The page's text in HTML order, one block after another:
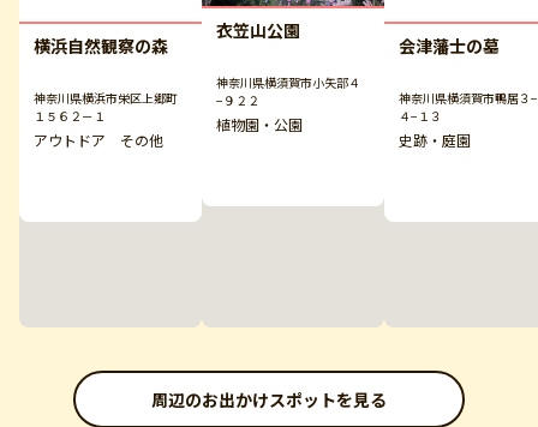
横浜自然観察の森
神奈川県横浜市栄区上郷町
１５６２－１
アウトドア その他
衣笠山公園
神奈川県横須賀市小矢部４
−９２２
植物園・公園
会津藩士の墓
神奈川県横須賀市鴨居３
４−１３
史跡・庭園
周辺のお出かけスポットを見る